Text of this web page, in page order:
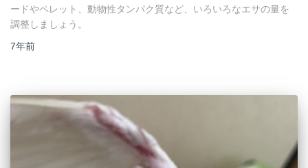
ードやペレット、動物性タンパク質など、いろいろなエサの量を
調整しましょう。
7年前